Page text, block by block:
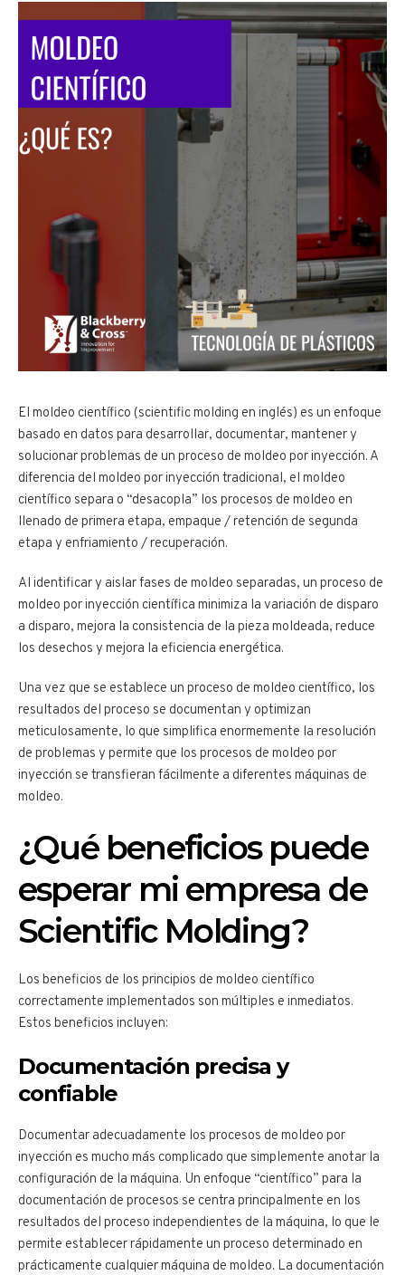
El moldeo científico (scientific molding en inglés) es un enfoque
basado en datos para desarrollar, documentar, mantener y
solucionar problemas de un proceso de moldeo por inyección. A
diferencia del moldeo por inyección tradicional, el moldeo
científico separa o “desacopla” los procesos de moldeo en
llenado de primera etapa, empaque / retención de segunda
etapa y enfriamiento / recuperación.
Al identificar y aislar fases de moldeo separadas, un proceso de
moldeo por inyección científica minimiza la variación de disparo
a disparo, mejora la consistencia de la pieza moldeada, reduce
los desechos y mejora la eficiencia energética.
Una vez que se establece un proceso de moldeo científico, los
resultados del proceso se documentan y optimizan
meticulosamente, lo que simplifica enormemente la resolución
de problemas y permite que los procesos de moldeo por
inyección se transfieran fácilmente a diferentes máquinas de
moldeo.
¿Qué beneficios puede
esperar mi empresa de
Scientific Molding?
Los beneficios de los principios de moldeo científico
correctamente implementados son múltiples e inmediatos.
Estos beneficios incluyen:
Documentación precisa y
confiable
Documentar adecuadamente los procesos de moldeo por
inyección es mucho más complicado que simplemente anotar la
configuración de la máquina. Un enfoque “científico” para la
documentación de procesos se centra principalmente en los
resultados del proceso independientes de la máquina, lo que le
permite establecer rápidamente un proceso determinado en
prácticamente cualquier máquina de moldeo. La documentación